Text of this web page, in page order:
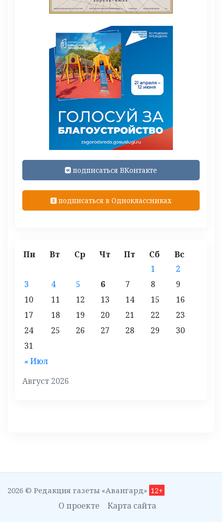
подписаться ВКонтакте
подписаться в Одноклассниках
Август 2026
Пн Вт Ср Чт Пт Сб Вс
« Июл
1
2
3
4 5 6 7 8
9
10
11 12 13 14 15
16
17
18 19 20 21 22
23
24
25 26 27 28 29
30
31
2026 © Редакция газеты «Авангард» 12+
О проекте Карта сайта